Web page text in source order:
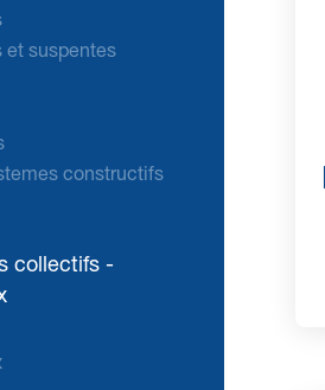
et suspentes
constructifs
collectifs -